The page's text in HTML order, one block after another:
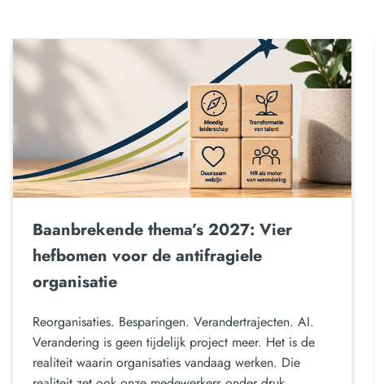
Baanbrekende thema’s 2027: Vier
hefbomen voor de antifragiele
organisatie
Reorganisaties. Besparingen. Verandertrajecten. AI.
Verandering is geen tijdelijk project meer. Het is de
realiteit waarin organisaties vandaag werken. Die